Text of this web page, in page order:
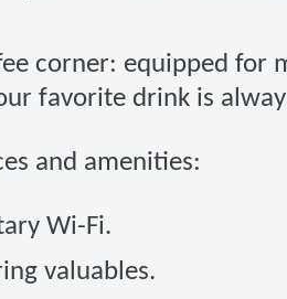
corner: equipped for
favorite drink is
and amenities:
Wi-Fi.
valuables.